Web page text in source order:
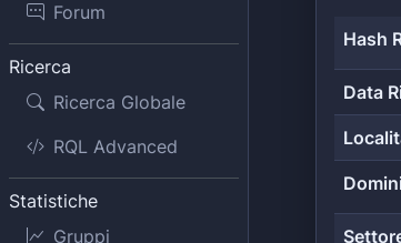
Forum
Ricerca
Ricerca Globale
RQL Advanced
Statistiche
Gruppi
Hash
Data